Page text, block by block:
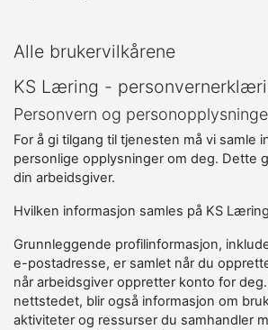
Alle brukervilkårene
KS Læring -
Personvern og
For å gi tilgang til tjenesten må vi samle
personlige opplysninger om deg. Dette
din arbeidsgiver.
Hvilken informasjon samles på KS
Grunnleggende profilinformasjon,
e-postadresse, er samlet når du
når arbeidsgiver oppretter konto for
nettstedet, blir også informasjon om
aktiviteter og ressurser du samhandler